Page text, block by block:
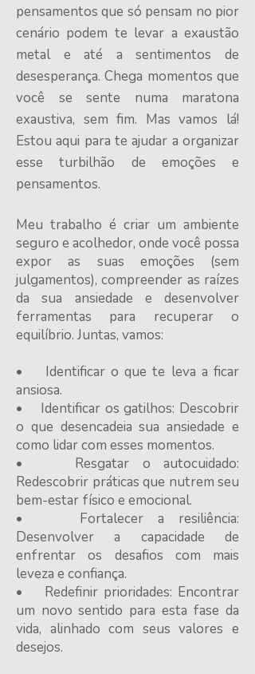
pensamentos que só pensam no pior
cenário podem te levar a exaustão
metal e até a sentimentos de
desesperança. Chega momentos que
você se sente numa maratona
exaustiva, sem fim. Mas vamos lá!
Estou aqui para te ajudar a organizar
esse turbilhão de emoções e
pensamentos.
Meu trabalho é criar um ambiente
seguro e acolhedor, onde você possa
expor as suas emoções (sem
julgamentos), compreender as raízes
da sua ansiedade e desenvolver
ferramentas para recuperar o
equilíbrio. Juntas, vamos:
• Identificar o que te leva a ficar
ansiosa.
• Identificar os gatilhos: Descobrir
o que desencadeia sua ansiedade e
como lidar com esses momentos.
• Resgatar o autocuidado:
Redescobrir práticas que nutrem seu
bem-estar físico e emocional.
• Fortalecer a resiliência:
Desenvolver a capacidade de
enfrentar os desafios com mais
leveza e confiança.
• Redefinir prioridades: Encontrar
um novo sentido para esta fase da
vida, alinhado com seus valores e
desejos.